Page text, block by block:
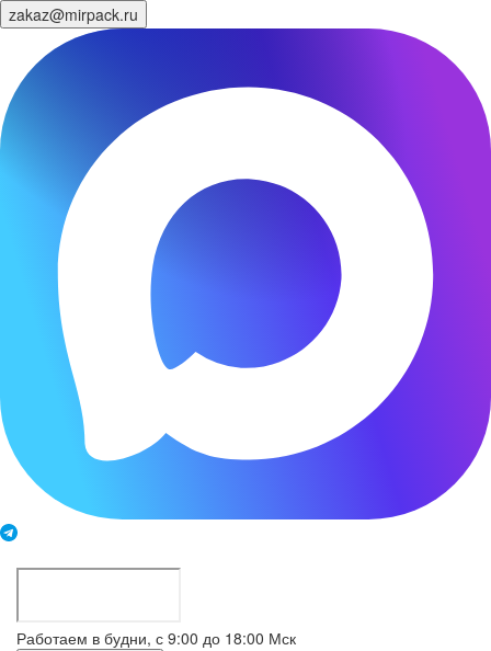
zakaz@mirpack.ru
Работаем в будни, с 9:00 до 18:00 Мск